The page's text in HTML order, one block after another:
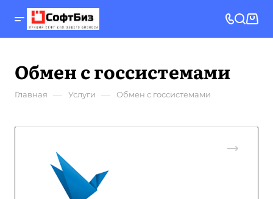
Обмен с госсистемами
Главная — Услуги — Обмен с госсистемами